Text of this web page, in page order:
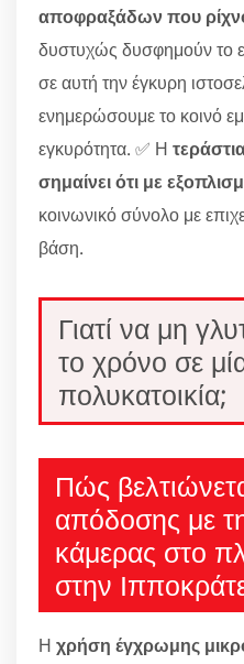
αποφραξάδων που
δυστυχώς δυσφημούν το
σε αυτή την έγκυρη
ενημερώσουμε το κοινό
εγκυρότητα. ✅ Η
σημαίνει ότι με
κοινωνικό σύνολο με
βάση.
Γιατί να μη
το χρόνο σε
πολυκατοικία;
Πώς
απόδοσης με
κάμερας στο
στην
Η χρήση έγχρωμης